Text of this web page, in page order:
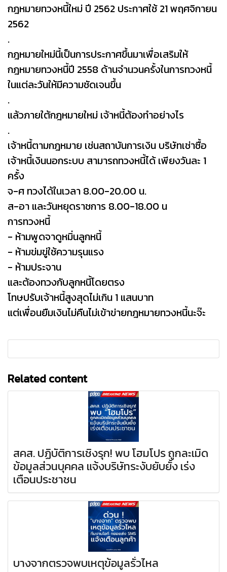
กฎหมายทวงหนี้ใหม่ ปี 2562 ประกาศใช้ 21 พฤศจิกายน
2562
.
กฎหมายใหม่นี้เป็นการประกาศขึ้นมาเพื่อเสริมให้
กฎหมายทวงหนี้ปี 2558 ด้านจำนวนครั้งในการทวงหนี้
ในแต่ละวันให้มีความชัดเจนขึ้น
.
แล้วภายใต้กฎหมายใหม่ เจ้าหนี้ต้องทำอย่างไร
.
เจ้าหนี้ตามกฎหมาย เช่นสถาบันการเงิน บริษัทเช่าซื้อ
เจ้าหนี้เงินนอกระบบ สามารถทวงหนี้ได้ เพียงวันละ 1
ครั้ง
จ-ศ ทวงได้ในเวลา 8.00-20.00 น.
ส-อา และวันหยุดราชการ 8.00-18.00 น
การทวงหนี้
- ห้ามพูดจาดูหมิ่นลูกหนี้
- ห้ามข่มขู่ใช้ความรุนแรง
- ห้ามประจาน
และต้องทวงกับลูกหนี้โดยตรง
โทษปรับเจ้าหนี้สูงสุดไม่เกิน 1 แสนบาท
แต่เพื่อนยืมเงินไม่คืนไม่เข้าข่ายกฎหมายทวงหนี้นะจ๊ะ
Related content
สคส. ปฏิบัติการเชิงรุก! พบ โฮมโปร ถูกละเมิด
ข้อมูลส่วนบุคคล แจ้งบริษัทระงับยับยั้ง เร่ง
เตือนประชาชน
บางจากตรวจพบเหตุข้อมูลรั่วไหล